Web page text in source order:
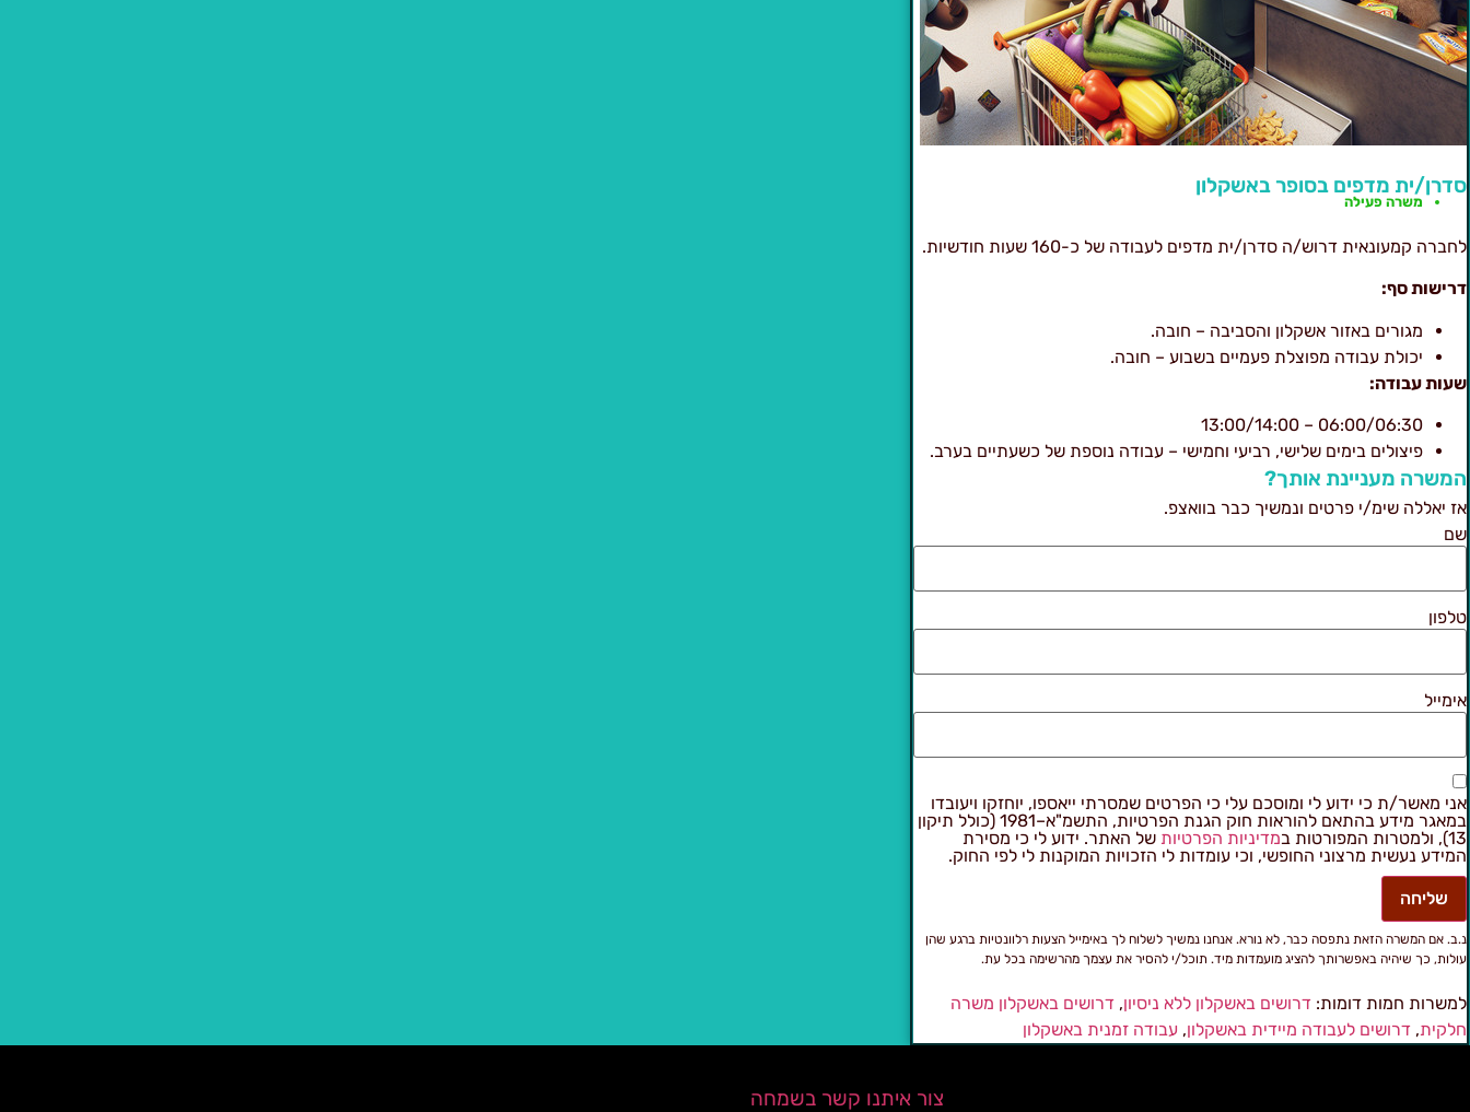
סדרן/ית מדפים בסופר באשקלון
משרה פעילה
לחברה קמעונאית דרוש/ה סדרן/ית מדפים לעבודה של כ-160 שעות חודשיות.
דרישות סף:
מגורים באזור אשקלון והסביבה – חובה.
יכולת עבודה מפוצלת פעמיים בשבוע – חובה.
שעות עבודה:
06:00/06:30 – 13:00/14:00
פיצולים בימים שלישי, רביעי וחמישי – עבודה נוספת של כשעתיים בערב.
המשרה מעניינת אותך?
אז יאללה שימ/י פרטים ונמשיך כבר בוואצפ.
שם
טלפון
אימייל
אני מאשר/ת כי ידוע לי ומוסכם עלי כי הפרטים שמסרתי ייאספו, יוחזקו ויעובדו
במאגר מידע בהתאם להוראות חוק הגנת הפרטיות, התשמ"א–1981 (כולל תיקון
13), ולמטרות המפורטות ב
מדיניות הפרטיות של האתר. ידוע לי כי מסירת
המידע נעשית מרצוני החופשי, וכי עומדות לי הזכויות המוקנות לי לפי החוק.
שליחה
נ.ב. אם המשרה הזאת נתפסה כבר, לא נורא. אנחנו נמשיך לשלוח לך באימייל הצעות רלוונטיות ברגע שהן
עולות, כך שיהיה באפשרותך להציג מועמדות מיד. תוכל/י להסיר את עצמך מהרשימה בכל עת.
למשרות חמות דומות: דרושים באשקלון ללא ניסיון, דרושים באשקלון משרה
חלקית, דרושים לעבודה מיידית באשקלון, עבודה זמנית באשקלון
צור איתנו קשר בשמחה